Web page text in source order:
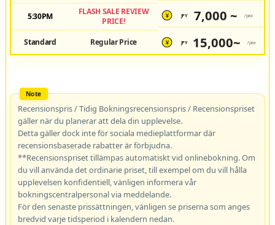
5:30PM
FLASH SALE REVIEW
PRICE!
¥ JPY 7,000 ~ /pax
Standard Regular Price ¥ JPY 15,000~ /pax
Recensionspris / Tidig Bokningsrecensionspris / Recensionspriset
gäller när du planerar att dela din upplevelse.
Detta gäller dock inte för sociala medieplattformar där
recensionsbaserade rabatter är förbjudna.
**Recensionspriset tillämpas automatiskt vid onlinebokning. Om
du vill använda det ordinarie priset, till exempel om du vill hålla
upplevelsen konfidentiell, vänligen informera vår
bokningscentralpersonal via meddelande.
För den senaste prissättningen, vänligen se priserna som anges
bredvid varje tidsperiod i kalendern nedan.